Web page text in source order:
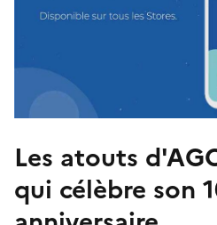
de
page
Les atouts
qui célèbre son